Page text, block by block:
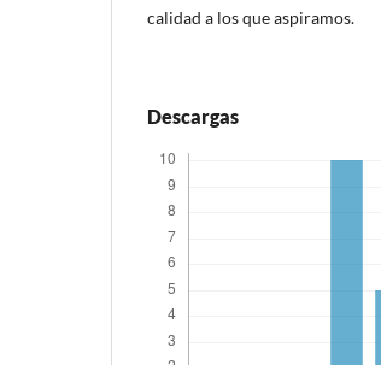
calidad a los que aspiramos.
Descargas